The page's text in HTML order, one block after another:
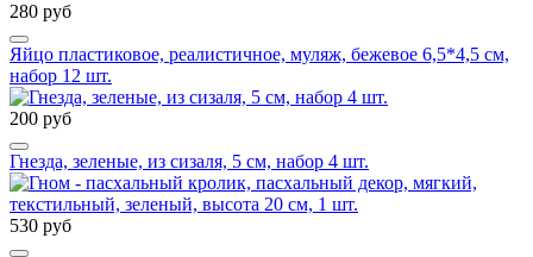
280 руб
Яйцо пластиковое, реалистичное, муляж, бежевое 6,5*4,5 см,
набор 12 шт.
200 руб
Гнезда, зеленые, из сизаля, 5 см, набор 4 шт.
530 руб